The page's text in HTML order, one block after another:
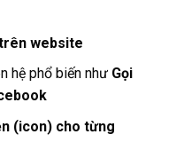
website
hệ phổ biến như Gọi
(icon) cho từng